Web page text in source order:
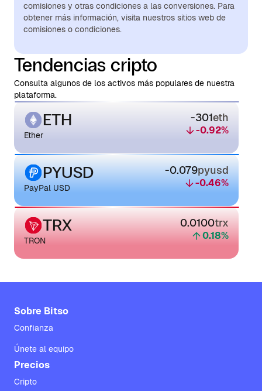
comisiones y otras condiciones a las conversiones. Para
obtener más información, visita nuestros sitios web de
comisiones o condiciones.
Tendencias cripto
Consulta algunos de los activos más populares de nuestra
plataforma.
ETH
Ether
-301eth
-0.92%
PYUSD
PayPal USD
-0.079pyusd
-0.46%
TRX
TRON
0.0100trx
0.18%
Sobre Bitso
Confianza
Únete al equipo
Precios
Cripto